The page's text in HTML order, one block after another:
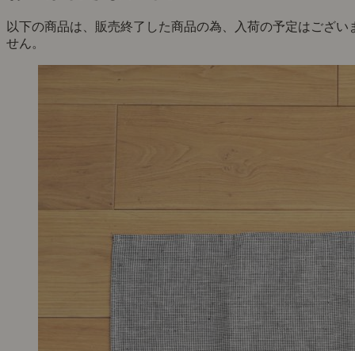
以下の商品は、販売終了した商品の為、入荷の予定はござい
せん。